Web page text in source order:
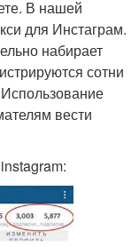
В нашей
для Инстаграм.
набирает
сотни
вести